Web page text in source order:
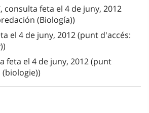
consulta feta el 4 de juny, 2012
(Biología))
el 4 de juny, 2012 (punt d'accés:
feta el 4 de juny, 2012 (punt